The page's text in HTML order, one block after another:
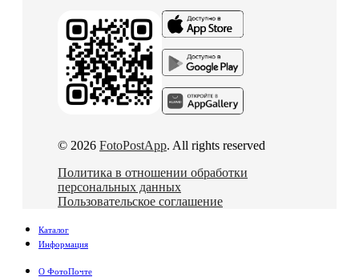
© 2026 FotoPostApp. All rights reserved
Политика в отношении обработки
персональных данных
Пользовательское соглашение
Каталог
Информация
О ФотоПочте